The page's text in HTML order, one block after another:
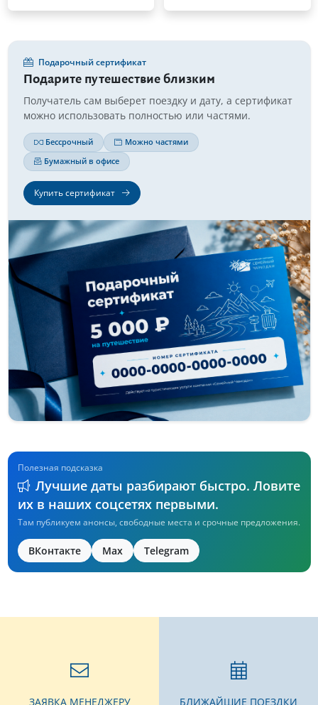
Подарочный сертификат
Подарите путешествие близким
Получатель сам выберет поездку и дату, а сертификат
можно использовать полностью или частями.
Бессрочный
Можно частями
Бумажный в офисе
Купить сертификат
Полезная подсказка
Лучшие даты разбирают быстро. Ловите
их в наших соцсетях первыми.
Там публикуем анонсы, свободные места и срочные предложения.
ВКонтакте Max Telegram
ЗАЯВКА МЕНЕДЖЕРУ БЛИЖАЙШИЕ ПОЕЗДКИ